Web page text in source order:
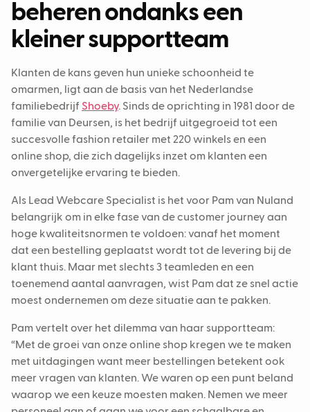
beheren ondanks een
kleiner supportteam
Klanten de kans geven hun unieke schoonheid te
omarmen, ligt aan de basis van het Nederlandse
familiebedrijf Shoeby. Sinds de oprichting in 1981 door de
familie van Deursen, is het bedrijf uitgegroeid tot een
succesvolle fashion retailer met 220 winkels en een
online shop, die zich dagelijks inzet om klanten een
onvergetelijke ervaring te bieden.
Als Lead Webcare Specialist is het voor Pam van Nuland
belangrijk om in elke fase van de customer journey aan
hoge kwaliteitsnormen te voldoen: vanaf het moment
dat een bestelling geplaatst wordt tot de levering bij de
klant thuis. Maar met slechts 3 teamleden en een
toenemend aantal aanvragen, wist Pam dat ze snel actie
moest ondernemen om deze situatie aan te pakken.
Pam vertelt over het dilemma van haar supportteam:
“Met de groei van onze online shop kregen we te maken
met uitdagingen want meer bestellingen betekent ook
meer vragen van klanten. We waren op een punt beland
waarop we een keuze moesten maken. Nemen we meer